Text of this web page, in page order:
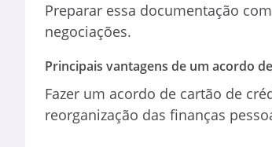
Preparar essa documentação
negociações.
Principais vantagens de um acordo
Fazer um acordo de cartão de
reorganização das finanças